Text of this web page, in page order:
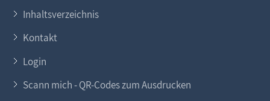
Inhaltsverzeichnis
Kontakt
Login
Scann mich - QR-Codes zum Ausdrucken